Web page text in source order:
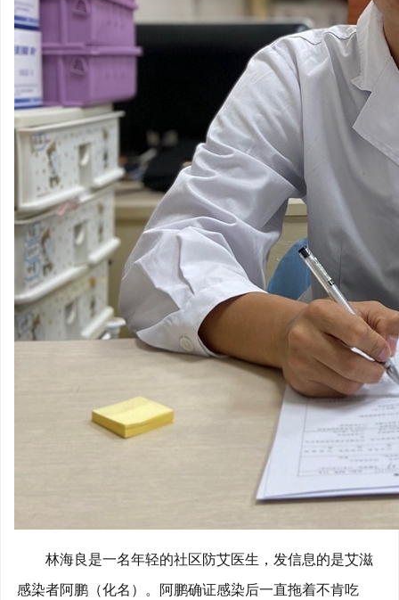
林海良是一名年轻的社区防艾医生，发信息的是艾滋
感染者阿鹏（化名）。阿鹏确证感染后一直拖着不肯吃